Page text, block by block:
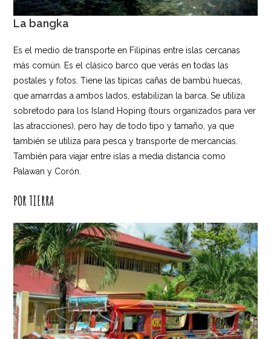
La bangka
Es el medio de transporte en Filipinas entre islas cercanas
más común. Es el clásico barco que verás en todas las
postales y fotos. Tiene las típicas cañas de bambú huecas,
que amarrdas a ambos lados, estabilizan la barca. Se utiliza
sobretodo para los Island Hoping (tours organizados para ver
las atracciones), pero hay de todo tipo y tamaño, ya que
también se utiliza para pesca y transporte de mercancías.
También para viajar entre islas a media distancia como
Palawan y Corón.
POR TIERRA